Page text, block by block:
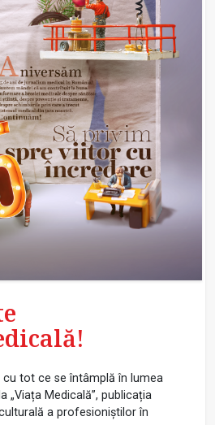
cu tot ce se întâmplă în lumea
„Viața Medicală”, publicația
a profesioniștilor în